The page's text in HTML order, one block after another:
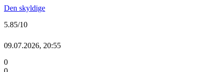
Den skyldige
5.85/10
09.07.2026, 20:55
0